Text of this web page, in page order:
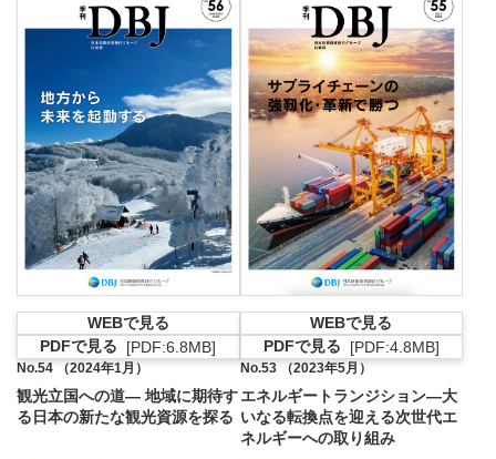
WEBで見る
PDFで見る
[PDF:6.8MB]
PDFファイルが新規ウィンドウで開きます
WEBで見る
PDFで見る
[PDF:4.8MB]
PDFファイルが新規
No.54 （2024年1月）
観光立国への道― 地域に期待す
る日本の新たな観光資源を探る
No.53 （2023年5月）
エネルギートランジション―大
いなる転換点を迎える次世代エ
ネルギーへの取り組み